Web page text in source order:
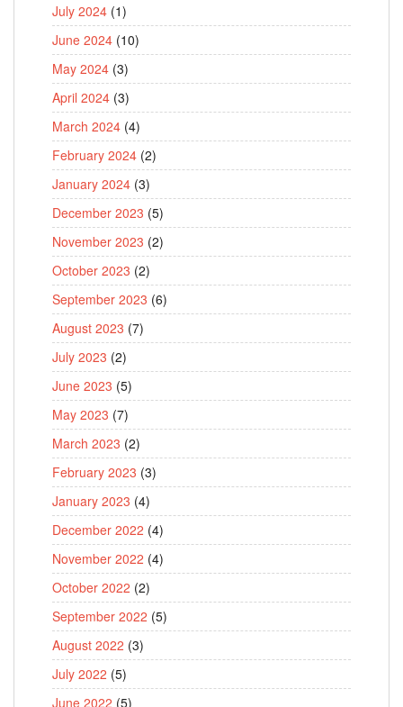
July 2024 (1)
June 2024 (10)
May 2024 (3)
April 2024 (3)
March 2024 (4)
February 2024 (2)
January 2024 (3)
December 2023 (5)
November 2023 (2)
October 2023 (2)
September 2023 (6)
August 2023 (7)
July 2023 (2)
June 2023 (5)
May 2023 (7)
March 2023 (2)
February 2023 (3)
January 2023 (4)
December 2022 (4)
November 2022 (4)
October 2022 (2)
September 2022 (5)
August 2022 (3)
July 2022 (5)
June 2022 (5)